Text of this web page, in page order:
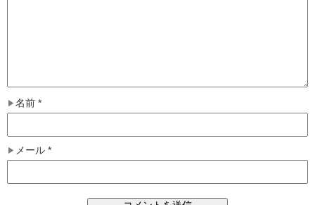
名前 *
メール *